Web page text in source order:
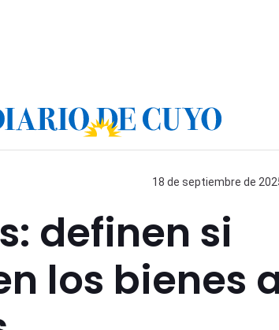
18 de septiembre de
definen si
los bienes